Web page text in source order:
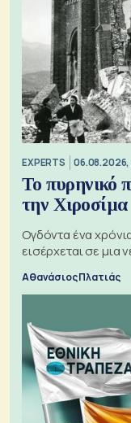
EXPERTS
Το πυρηνικό
την Χιροσίμα
Ογδόντα ένα
εισέρχεται σε μια
Αθανάσιος Πλατιάς